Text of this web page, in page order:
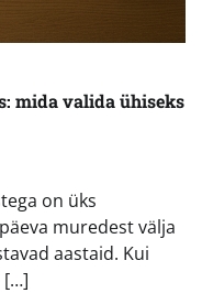
mida valida ühiseks
on üks
muredest välja
aastaid. Kui
[…]